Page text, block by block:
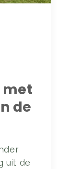
met
de
uit de